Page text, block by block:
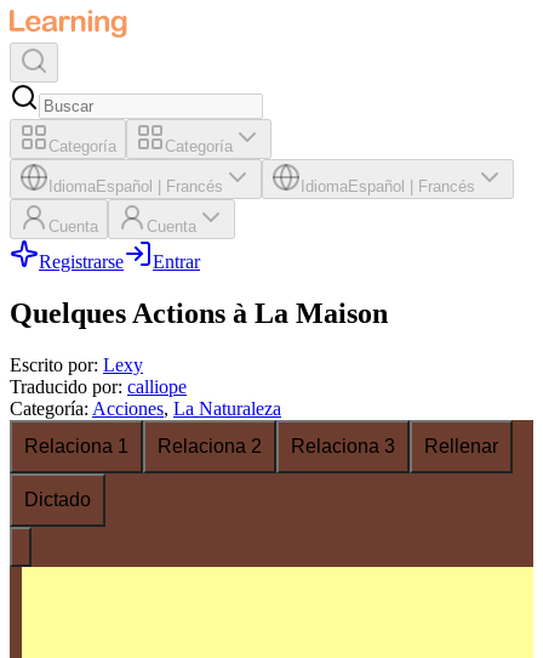
Categoría Categoría
IdiomaEspañol Francés IdiomaEspañol Francés
Cuenta Cuenta
Registrarse Entrar
Quelques Actions à La Maison
Escrito por: Lexy
Traducido por: calliope
Categoría: Acciones, La Naturaleza
Relaciona 1
Relaciona 2 Relaciona 3 Rellenar
Dictado